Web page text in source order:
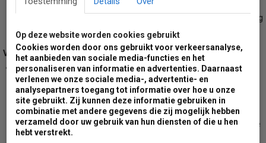
artikelen zal de levering uitgevoerd worden met groot pallet
transport. Hierbij dien je er rekening mee te houden dat de zending
door de ontvanger gelost dient te worden.
Verzendkosten:
Wij rekenen minimale verzendkosten voor ons gehele
assortiment. Voor leveringen naar een van de Nederlandse
waddeneilanden zullen wij een extra toeslag berekenen. Wil je de
hoogte van deze toeslag weten voordat je gaat bestellen, neem
dan even contact met ons op. Voor meer informatie bekijk je onze
algemene voorwaarden.
Op deze website worden cookies gebruikt
Cookies worden door ons gebruikt voor verkeersanalyse,
het aanbieden van sociale media-functies en het
personaliseren van informatie en advertenties. Daarnaast
verlenen we onze sociale media-, advertentie- en
analysepartners toegang tot informatie over hoe u onze
site gebruikt. Zij kunnen deze informatie gebruiken in
combinatie met andere gegevens die zij mogelijk hebben
verzameld door uw gebruik van hun diensten of die u hen
hebt verstrekt.